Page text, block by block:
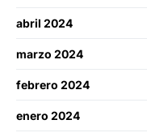
abril 2024
marzo 2024
febrero 2024
enero 2024